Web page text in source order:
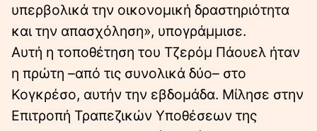
υπερβολικά την οικονομική δραστηριότητα
και την απασχόληση», υπογράμμισε.
Αυτή η τοποθέτηση του Τζερόμ Πάουελ ήταν
η πρώτη –από τις συνολικά δύο– στο
Κογκρέσο, αυτήν την εβδομάδα. Μίλησε στην
Επιτροπή Τραπεζικών Υποθέσεων της